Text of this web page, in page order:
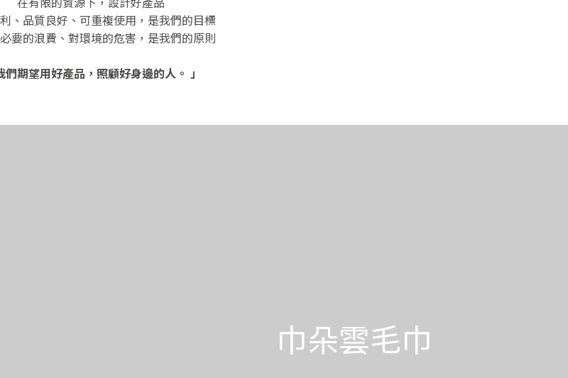
、品質良好、可重複使用，是我們的目標
要的浪費、對環境的危害，是我們的原則
們期望用好產品，照顧好身邊的人。 」
巾朵雲毛巾